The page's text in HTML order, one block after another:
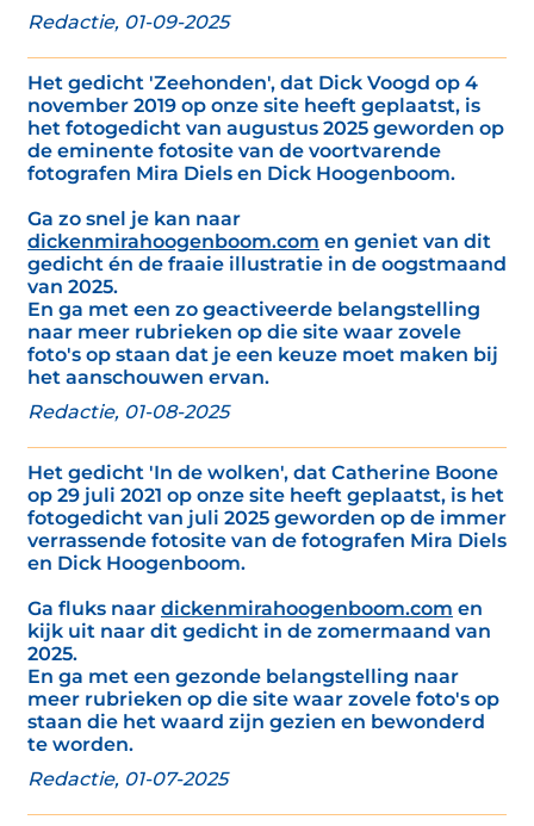
Redactie, 01-09-2025
Het gedicht 'Zeehonden', dat Dick Voogd op 4
november 2019 op onze site heeft geplaatst, is
het fotogedicht van augustus 2025 geworden op
de eminente fotosite van de voortvarende
fotografen Mira Diels en Dick Hoogenboom.
Ga zo snel je kan naar
dickenmirahoogenboom.com en geniet van dit
gedicht én de fraaie illustratie in de oogstmaand
van 2025.
En ga met een zo geactiveerde belangstelling
naar meer rubrieken op die site waar zovele
foto's op staan dat je een keuze moet maken bij
het aanschouwen ervan.
Redactie, 01-08-2025
Het gedicht 'In de wolken', dat Catherine Boone
op 29 juli 2021 op onze site heeft geplaatst, is het
fotogedicht van juli 2025 geworden op de immer
verrassende fotosite van de fotografen Mira Diels
en Dick Hoogenboom.
Ga fluks naar dickenmirahoogenboom.com en
kijk uit naar dit gedicht in de zomermaand van
2025.
En ga met een gezonde belangstelling naar
meer rubrieken op die site waar zovele foto's op
staan die het waard zijn gezien en bewonderd
te worden.
Redactie, 01-07-2025